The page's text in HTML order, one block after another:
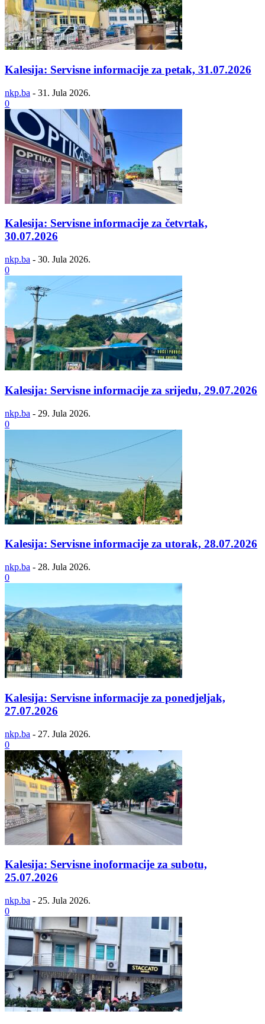
Kalesija: Servisne informacije za petak, 31.07.2026
nkp.ba - 31. Jula 2026.
0
Kalesija: Servisne informacije za četvrtak,
30.07.2026
nkp.ba - 30. Jula 2026.
0
Kalesija: Servisne informacije za srijedu, 29.07.2026
nkp.ba - 29. Jula 2026.
0
Kalesija: Servisne informacije za utorak, 28.07.2026
nkp.ba - 28. Jula 2026.
0
Kalesija: Servisne informacije za ponedjeljak,
27.07.2026
nkp.ba - 27. Jula 2026.
0
Kalesija: Servisne inoformacije za subotu,
25.07.2026
nkp.ba - 25. Jula 2026.
0